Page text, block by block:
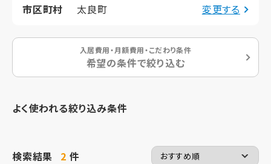
市区町村 太良町 変更する
入居費用・月額費用・こだわり条件
希望の条件で絞り込む
よく使われる絞り込み条件
検索結果 2 件